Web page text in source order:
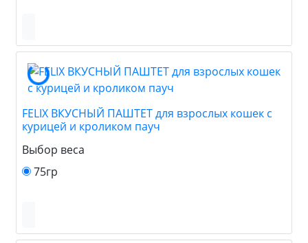
FELIX ВКУСНЫЙ ПАШТЕТ для взрослых кошек с
курицей и кроликом пауч
Выбор веса
75гр